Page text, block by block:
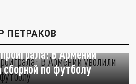
ПЕТРАКОВ
В Армении
сборной по футболу